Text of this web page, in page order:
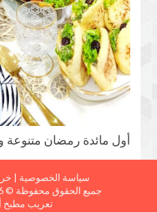
أول مائدة رمضان متنوعة
سياسة الخصوصية |
جميع الحقوق محفوظة © 2016.
تعريب مطبخ